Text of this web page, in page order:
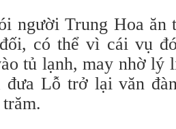
người Trung Hoa ăn
có thể vì cái vụ
tủ lạnh, may nhờ lý
đưa Lỗ trở lại văn